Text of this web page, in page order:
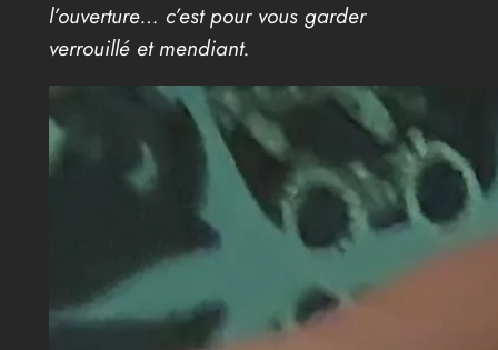
l’ouverture… c’est pour vous garder
verrouillé et mendiant.